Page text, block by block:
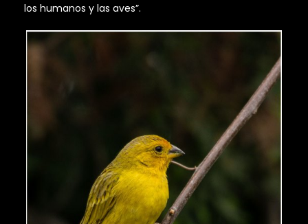
los humanos y las aves”.